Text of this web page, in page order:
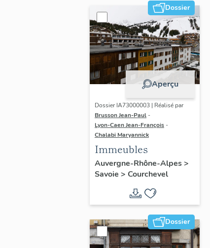
Dossier
Aperçu
Dossier IA73000003 | Réalisé par
Brusson Jean-Paul -
Lyon-Caen Jean-François -
Chalabi Maryannick
Immeubles
Auvergne-Rhône-Alpes>
Savoie > Courchevel
Dossier